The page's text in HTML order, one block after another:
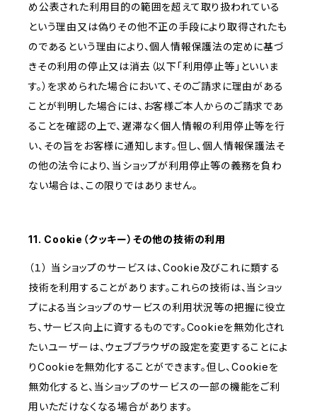
め公表された利用目的の範囲を超えて取り扱われている
という理由又は偽りその他不正の手段により取得されたも
のであるという理由により、個人情報保護法の定めに基づ
きその利用の停止又は消去（以下「利用停止等」といいま
す。）を求められた場合において、そのご請求に理由がある
ことが判明した場合には、お客様ご本人からのご請求であ
ることを確認の上で、遅滞なく個人情報の利用停止等を行
い、その旨をお客様に通知します。但し、個人情報保護法そ
の他の法令により、当ショップが利用停止等の義務を負わ
ない場合は、この限りではありません。
11. Cookie（クッキー）その他の技術の利用
（１） 当ショップのサービスは、Cookie及びこれに類する
技術を利用することがあります。これらの技術は、当ショッ
プによる当ショップのサービスの利用状況等の把握に役立
ち、サービス向上に資するものです。Cookieを無効化され
たいユーザーは、ウェブブラウザの設定を変更することによ
りCookieを無効化することができます。但し、Cookieを
無効化すると、当ショップのサービスの一部の機能をご利
用いただけなくなる場合があります。